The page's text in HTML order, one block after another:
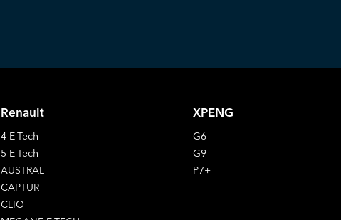
Renault
4 E-Tech
5 E-Tech
AUSTRAL
CAPTUR
CLIO
XPENG
G6
G9
P7+